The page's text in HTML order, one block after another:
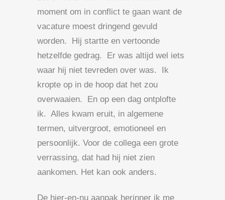
moment om in conflict te gaan want de
vacature moest dringend gevuld
worden. Hij startte en vertoonde
hetzelfde gedrag. Er was altijd wel iets
waar hij niet tevreden over was. Ik
kropte op in de hoop dat het zou
overwaaien. En op een dag ontplofte
ik. Alles kwam eruit, in algemene
termen, uitvergroot, emotioneel en
persoonlijk. Voor de collega een grote
verrassing, dat had hij niet zien
aankomen. Het kan ook anders.
De hier-en-nu aanpak herinner ik me